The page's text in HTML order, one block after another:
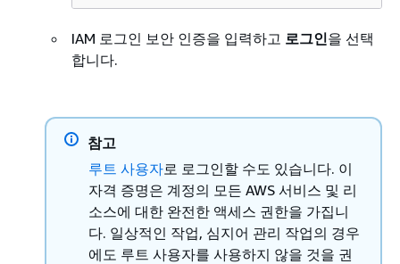
IAM 로그인 보안 인증을 입력하고 로그인을 선택
합니다.
참고
루트 사용자로 로그인할 수도 있습니다. 이
자격 증명은 계정의 모든 AWS 서비스 및 리
소스에 대한 완전한 액세스 권한을 가집니
다. 일상적인 작업, 심지어 관리 작업의 경우
에도 루트 사용자를 사용하지 않을 것을 권